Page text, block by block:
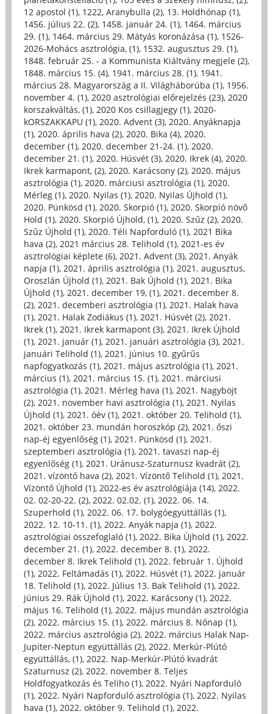
12 apostol (1), 1222, Aranybulla (2), 13. Holdhónap (1),
1456. július 22. (2), 1458. január 24. (1), 1464. március
29. (1), 1464. március 29. Mátyás koronázása (1), 1526-
2026-Mohács asztrológia, (1), 1532. augusztus 29. (1),
1848. február 25. - a Kommunista Kiáltvány megjele (2),
1848. március 15. (4), 1941. március 28. (1), 1941.
március 28. Magyarország a II. Világháborúba (1), 1956.
november 4. (1), 2020 asztrológiai előrejelzés (23), 2020
korszakváltás, (1), 2020 Kos csillagjegy (1), 2020-
kORSZAKKAPU (1), 2020. Advent (3), 2020. Anyáknapja
(1), 2020. április hava (2), 2020. Bika (4), 2020.
december (1), 2020. december 21-24. (1), 2020.
december 21. (1), 2020. Húsvét (3), 2020. Ikrek (4), 2020.
Ikrek karmapont, (2), 2020. Karácsony (2), 2020. május
asztrológia (1), 2020. márciusi asztrológia (1), 2020.
Mérleg (1), 2020. Nyilas (1), 2020. Nyilas Újhold (1),
2020. Pünkösd (1), 2020. Skorpió (1), 2020. Skorpió növő
Hold (1), 2020. Skorpió Újhold, (1), 2020. Szűz (2), 2020.
Szűz Újhold (1), 2020. Téli Napforduló (1), 2021 Bika
hava (2), 2021 március 28. Telihold (1), 2021-es év
asztrológiai képlete (6), 2021. Advent (3), 2021. Anyák
napja (1), 2021. április asztrológia (1), 2021. augusztus,
Oroszlán Újhold (1), 2021. Bak Újhold (1), 2021. Bika
Újhold (1), 2021. december 19, (1), 2021. december 8.
(2), 2021. decemberi asztrológia (1), 2021. Halak hava
(1), 2021. Halak Zodiákus (1), 2021. Húsvét (2), 2021.
Ikrek (1), 2021. Ikrek karmapont (3), 2021. Ikrek Újhold
(1), 2021. január (1), 2021. januári asztrológia (3), 2021.
januári Telihold (1), 2021. június 10. gyűrűs
napfogyatkozás (1), 2021. május asztrológia (1), 2021.
március (1), 2021. március 15. (1), 2021. márciusi
asztrológia (1), 2021. Mérleg hava (1), 2021. Nagyböjt
(2), 2021. november havi asztrológia (1), 2021. Nyilas
Újhold (1), 2021. óév (1), 2021. október 20. Telihold (1),
2021. október 23. mundán horoszkóp (2), 2021. őszi
nap-éj egyenlőség (1), 2021. Pünkösd (1), 2021.
szeptemberi asztrológia (1), 2021. tavaszi nap-éj
egyenlőség (1), 2021. Uránusz-Szaturnusz kvadrát (2),
2021. vízöntő hava (2), 2021. Vízöntő Telihold (1), 2021.
Vízöntő Újhold (1), 2022-es év asztrológiája (14), 2022.
02. 02-20-22. (2), 2022. 02.02. (1), 2022. 06. 14.
Szuperhold (1), 2022. 06. 17. bolygóegyüttállás (1),
2022. 12. 10-11. (1), 2022. Anyák napja (1), 2022.
asztrológiai összefoglaló (1), 2022. Bika Újhold (1), 2022.
december 21. (1), 2022. december 8. (1), 2022.
december 8. Ikrek Telihold (1), 2022. február 1. Újhold
(1), 2022. Feltámadás (1), 2022. Húsvét (1), 2022. január
18. Telihold (1), 2022. Július 13. Bak Telihold (1), 2022.
június 29. Rák Újhold (1), 2022. Karácsony (1), 2022.
május 16. Telihold (1), 2022. május mundán asztrológia
(2), 2022. március 15. (1), 2022. március 8. Nőnap (1),
2022. március asztrológia (2), 2022. március Halak Nap-
Jupiter-Neptun együttállás (2), 2022. Merkúr-Plútó
együttállás, (1), 2022. Nap-Merkúr-Plútó kvadrát
Szaturnusz (2), 2022. november 8. Teljes
Holdfogyatkozás és Teliho (1), 2022. Nyári Napforduló
(1), 2022. Nyári Napforduló asztrológia (1), 2022. Nyilas
hava (1), 2022. október 9. Telihold (1), 2022.